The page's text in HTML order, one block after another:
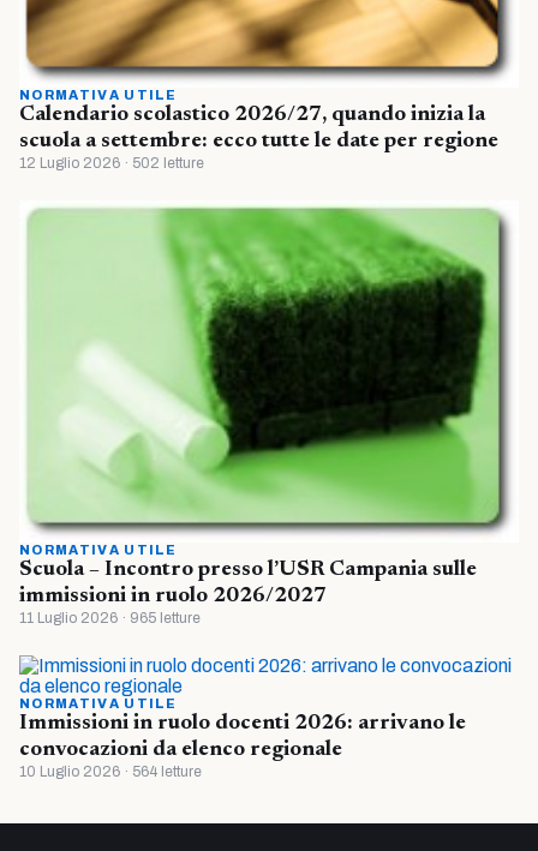
NORMATIVA UTILE
Calendario scolastico 2026/27, quando inizia la
scuola a settembre: ecco tutte le date per regione
12 Luglio 2026 · 502 letture
NORMATIVA UTILE
Scuola – Incontro presso l’USR Campania sulle
immissioni in ruolo 2026/2027
11 Luglio 2026 · 965 letture
NORMATIVA UTILE
Immissioni in ruolo docenti 2026: arrivano le
convocazioni da elenco regionale
10 Luglio 2026 · 564 letture